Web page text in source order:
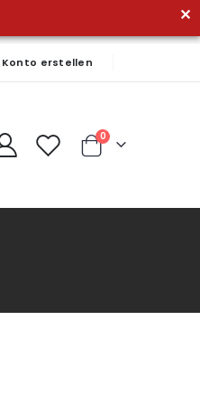
✕
Konto erstellen
Cart
0Artikel